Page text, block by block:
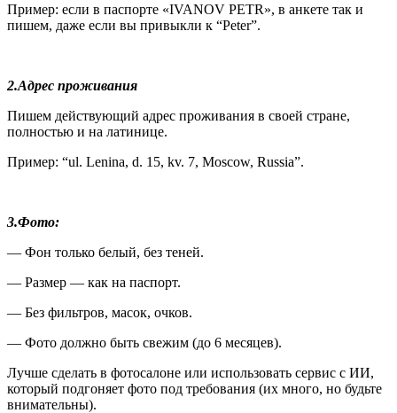
Пример: если в паспорте «IVANOV PETR», в анкете так и
пишем, даже если вы привыкли к “Peter”.
2.Адрес проживания
Пишем действующий адрес проживания в своей стране,
полностью и на латинице.
Пример: “ul. Lenina, d. 15, kv. 7, Moscow, Russia”.
3.Фото:
— Фон только белый, без теней.
— Размер — как на паспорт.
— Без фильтров, масок, очков.
— Фото должно быть свежим (до 6 месяцев).
Лучше сделать в фотосалоне или использовать сервис с ИИ,
который подгоняет фото под требования (их много, но будьте
внимательны).